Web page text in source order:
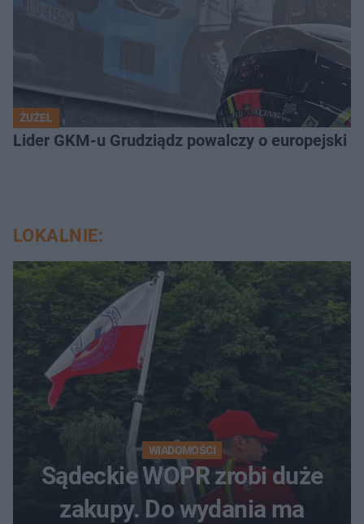
ŻUŻEL
Lider GKM-u Grudziądz powalczy o europejski
LOKALNIE:
WIADOMOŚCI
Sądeckie WOPR zrobi duże
zakupy. Do wydania ma